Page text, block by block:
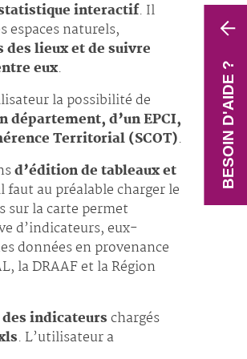
BESOIN D'AIDE ?
interactif. Il
espaces naturels,
des lieux et de suivre
eux.
la possibilité de
département, d’un EPCI,
Territorial (SCOT).
d’édition de tableaux et
au préalable charger le
sur la carte permet
d’indicateurs, eux-
données en provenance
la DRAAF et la Région
indicateurschargés
. L’utilisateur a